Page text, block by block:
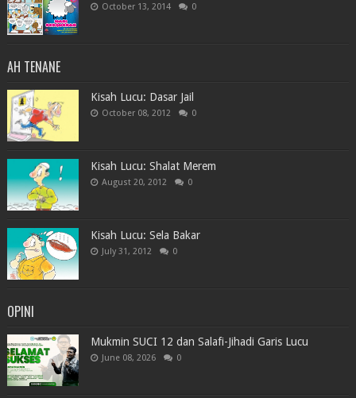
October 13, 2014 0
AH TENANE
Kisah Lucu: Dasar Jail
October 08, 2012 0
Kisah Lucu: Shalat Merem
August 20, 2012 0
Kisah Lucu: Sela Bakar
July 31, 2012 0
OPINI
Mukmin SUCI 12 dan Salafi-Jihadi Garis Lucu
June 08, 2026 0